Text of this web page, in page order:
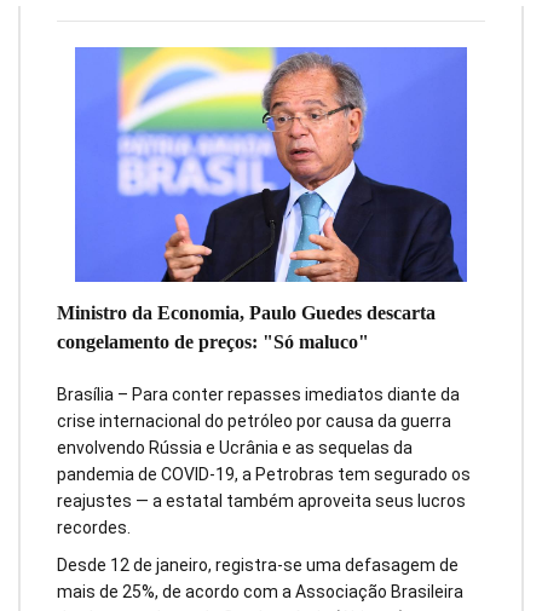
Ministro da Economia, Paulo Guedes descarta
congelamento de preços: "Só maluco"
Brasília – Para conter repasses imediatos diante da
crise internacional do petróleo por causa da guerra
envolvendo Rússia e Ucrânia e as sequelas da
pandemia de COVID-19, a Petrobras tem segurado os
reajustes — a estatal também aproveita seus lucros
recordes.
Desde 12 de janeiro, registra-se uma defasagem de
mais de 25%, de acordo com a Associação Brasileira